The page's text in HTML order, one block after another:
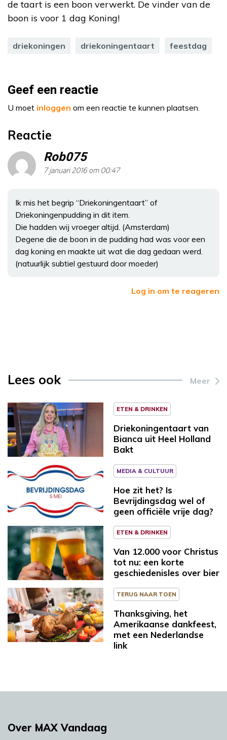
de taart is een boon verwerkt. De vinder van de
boon is voor 1 dag Koning!
driekoningen driekoningentaart feestdag
Geef een reactie
U moet inloggen om een reactie te kunnen plaatsen.
Reactie
Rob075
7 januari 2016 om 00:47
Ik mis het begrip “Driekoningentaart” of
Driekoningenpudding in dit item.
Die hadden wij vroeger altijd. (Amsterdam)
Degene die de boon in de pudding had was voor een
dag koning en maakte uit wat die dag gedaan werd.
(natuurlijk subtiel gestuurd door moeder)
Log in om te reageren
Lees ook Meer
ETEN & DRINKEN
Driekoningentaart van
Bianca uit Heel Holland
Bakt
MEDIA & CULTUUR
Hoe zit het? Is
Bevrijdingsdag wel of
geen officiële vrije dag?
ETEN & DRINKEN
Van 12.000 voor Christus
tot nu: een korte
geschiedenisles over bier
TERUG NAAR TOEN
Thanksgiving, het
Amerikaanse dankfeest,
met een Nederlandse
link
Over MAX Vandaag